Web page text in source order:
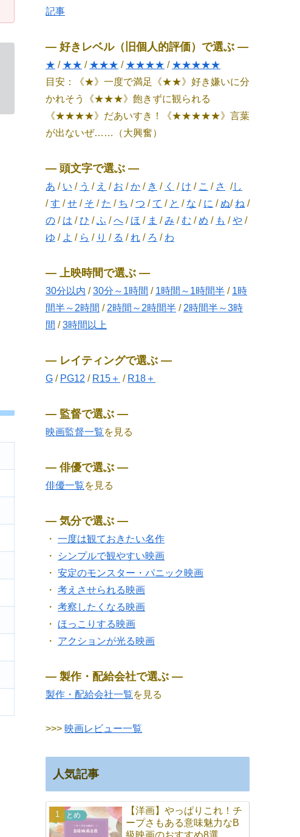
記事
― 好きレベル（旧個人的評価）で選ぶ ―
★ / ★★ / ★★★ / ★★★★ / ★★★★★
目安：《★》一度で満足《★★》好き嫌いに分
かれそう《★★★》飽きずに観られる
《★★★★》だあいすき！《★★★★★》言葉
が出ないぜ……（大興奮）
― 頭文字で選ぶ ―
あ / い / う / え / お /か / き / く / け / こ / さ /し
/す /せ / そ / た / ち /つ /て / と / な / に /ぬ/ ね /
の / は /ひ /ふ /へ / ほ / ま /み /む /め / も /や /
ゆ / よ / ら / り / る / れ / ろ / わ
― 上映時間で選ぶ ―
30分以内 /30分～1時間 / 1時間～1時間半 / 1時
間半～2時間 / 2時間～2時間半 / 2時間半～3時
間 /3時間以上
― レイティングで選ぶ ―
G / PG12 / R15＋ / R18＋
― 監督で選ぶ ―
映画監督一覧を見る
― 俳優で選ぶ ―
俳優一覧を見る
― 気分で選ぶ ―
・ 一度は観ておきたい名作
・
シンプルで観やすい映画
・ 安定のモンスター・パニック映画
・ 考えさせられる映画
・ 考察したくなる映画
・ ほっこりする映画
・ アクションが光る映画
― 製作・配給会社で選ぶ ―
製作・配給会社一覧を見る
>>> 映画レビュー一覧
人気記事
まとめ
【洋画】やっぱりこれ！チ
ープさもある意味魅力なB
級映画のおすすめ8選